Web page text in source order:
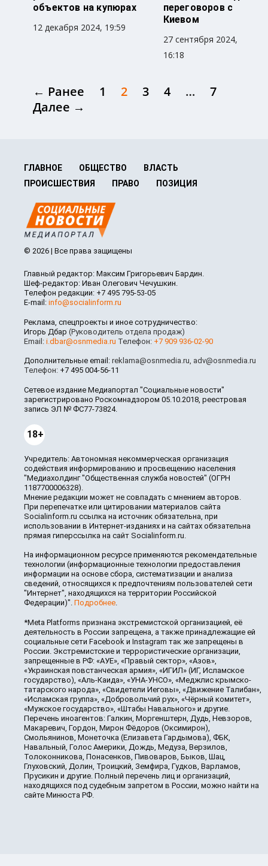
объектов на купюрах
12 декабря 2024, 19:59
переговоров с
Киевом
27 сентября 2024,
16:18
← Ранее 1 2 3 4 …
7
Далее →
ГЛАВНОЕ ОБЩЕСТВО
ВЛАСТЬ
ПРОИСШЕСТВИЯ
ПРАВО ПОЗИЦИЯ
© 2026 | Все права защищены
Главный редактор: Максим Григорьевич Бардин.
Шеф-редактор: Иван Олегович Чечушкин.
Телефон редакции: +7 495 795-53-05
E-mail: info@socialinform.ru
Реклама, спецпроекты и иное сотрудничество:
Игорь Дбар (Руководитель отдела продаж)
Email: i.dbar@osnmedia.ru Телефон: +7 909 936-02-90
Дополнительные email: reklama@osnmedia.ru, adv@osnmedia.ru
Телефон: +7 495 004-56-11
Сетевое издание Медиапортал "Социальные новости"
зарегистрировано Роскомнадзором 05.10.2018, реестровая
запись ЭЛ № ФС77-73824.
18+
Учредитель: Автономная некоммерческая организация
содействия информированию и просвещению населения
"Медиахолдинг "Общественная служба новостей" (ОГРН
1187700006328).
Мнение редакции может не совпадать с мнением авторов.
При перепечатке или цитировании материалов сайта
Socialinform.ru ссылка на источник обязательна, при
использовании в Интернет-изданиях и на сайтах обязательна
прямая гиперссылка на сайт Socialinform.ru.
На информационном ресурсе применяются рекомендательные
технологии (информационные технологии предоставления
информации на основе сбора, систематизации и анализа
сведений, относящихся к предпочтениям пользователей сети
"Интернет", находящихся на территории Российской
Федерации)". Подробнее.
*Meta Platforms признана экстремистской организацией, её
деятельность в России запрещена, а также принадлежащие ей
социальные сети Facebook и Instagram так же запрещены в
России. Экстремистские и террористические организации,
запрещенные в РФ: «АУЕ», «Правый сектор», «Азов»,
«Украинская повстанческая армия», «ИГИЛ» (ИГ, Исламское
государство), «Аль-Каида», «УНА-УНСО», «Меджлис крымско-
татарского народа», «Свидетели Иеговы», «Движение Талибан»,
«Исламская группа», «Добровольчий рух», «Чёрный комитет»,
«Мужское государство», «Штабы Навального» и другие.
Перечень иноагентов: Галкин, Моргенштерн, Дудь, Невзоров,
Макаревич, Гордон, Мирон Фёдоров (Оксимирон),
Смольянинов, Монеточка (Елизавета Гардымова), ФБК,
Навальный, Голос Америки, Дождь, Медуза, Верзилов,
Толоконникова, Понасенков, Пивоваров, Быков, Шац,
Глуховский, Долин, Троицкий, Земфира, Гудков, Варламов,
Прусикин и другие. Полный перечень лиц и организаций,
находящихся под судебным запретом в России, можно найти на
сайте Минюста РФ.